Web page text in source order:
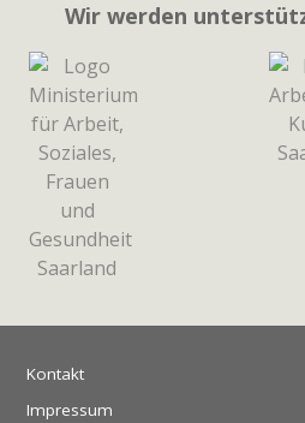
Wir werden
Kontakt
Impressum